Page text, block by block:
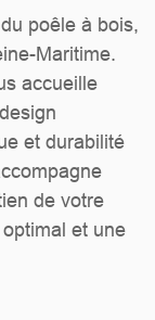
poêle à bois,
Maritime.
accueille
et durabilité
de votre
et une